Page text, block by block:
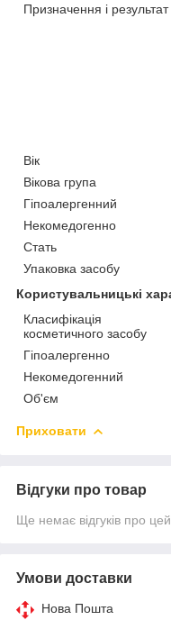
Призначення і результат
Вік
Вікова група
Гіпоалергенний
Некомедогенно
Стать
Упаковка засобу
Користувальницькі
Класифікація
косметичного засобу
Гіпоалергенно
Некомедогенний
Об'єм
Приховати
Відгуки про товар
Ще немає відгуків про
Умови доставки
Нова Пошта